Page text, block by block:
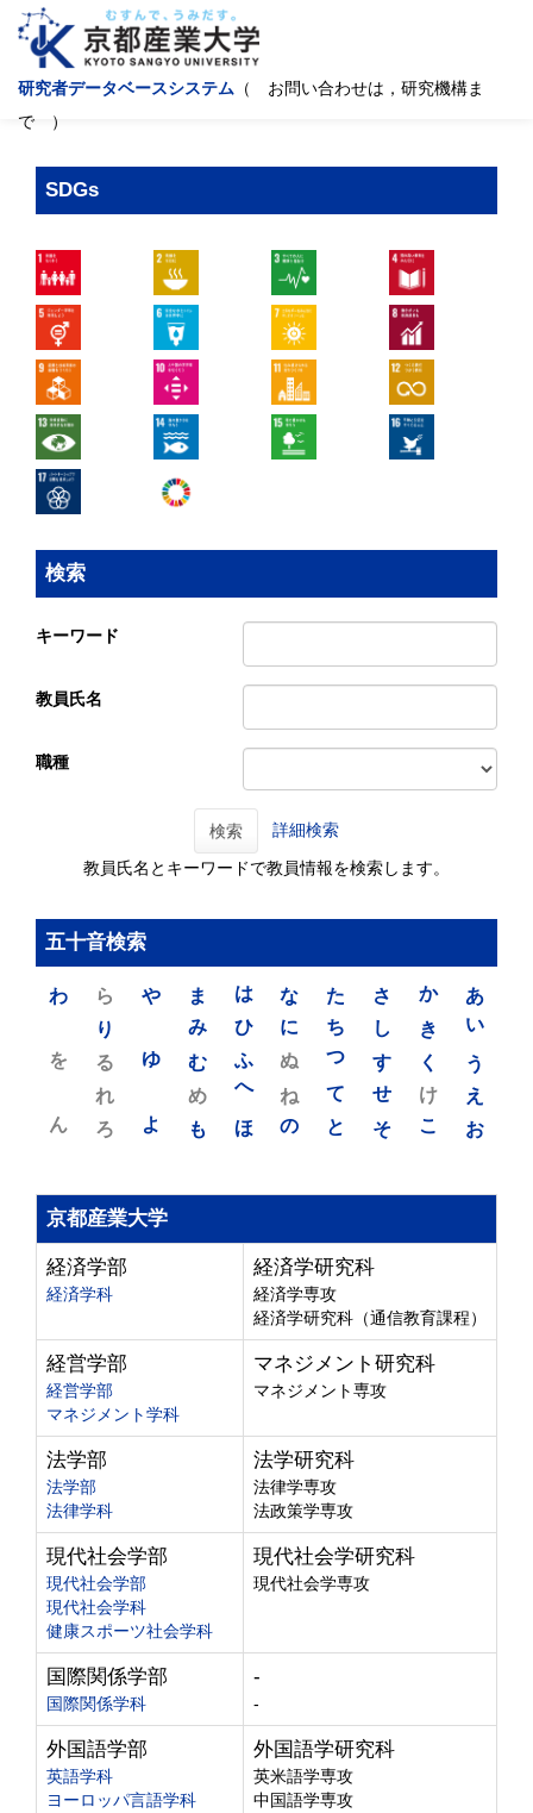
研究者データベースシステム （ お問い合わせは，研究機構ま
で ）
SDGs
検索
キーワード
教員氏名
職種
検索 詳細検索
教員氏名とキーワードで教員情報を検索します。
五十音検索
あ
い
う
え
お
か
き
く
け
こ
さ
し
す
せ
そ
た
ち
つ
て
と
な
に
ぬ
ね
の
は
ひ
ふ
へ
ほ
ま
み
む
め
も
や
ゆ
よ
ら
り
る
れ
ろ
わ
を
ん
京都産業大学
経済学部
経済学科
経済学研究科
経済学専攻
経済学研究科（通信教育課程）
経営学部
経営学部
マネジメント学科
マネジメント研究科
マネジメント専攻
法学部
法学部
法律学科
法学研究科
法律学専攻
法政策学専攻
現代社会学部
現代社会学部
現代社会学科
健康スポーツ社会学科
現代社会学研究科
現代社会学専攻
国際関係学部
国際関係学科
-
-
外国語学部
英語学科
ヨーロッパ言語学科
外国語学研究科
英米語学専攻
中国語学専攻